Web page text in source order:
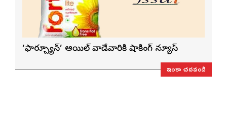
‘ఫార్చ్యూన్’ ఆయిల్ వాడేవారికి షాకింగ్ న్యూస్
ఇంకా చదవండి